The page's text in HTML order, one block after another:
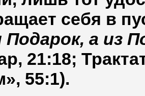
себя в
а из
21:18;
55:1).